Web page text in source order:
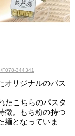
F078-344341
オリジナルのパス
たこちらのパスタ
徴。もち粉の持つ
麺となっていま